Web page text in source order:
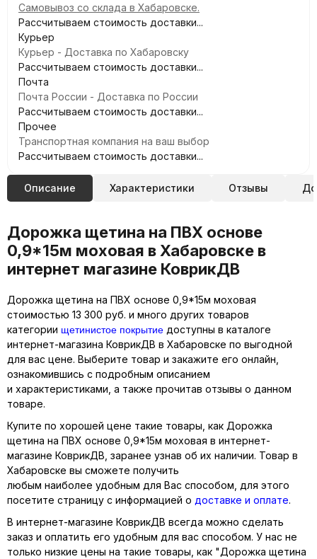
Самовывоз со склада в Хабаровске.
Рассчитываем стоимость доставки...
Курьер
Курьер - Доставка по Хабаровску
Рассчитываем стоимость доставки...
Почта
Почта России - Доставка по России
Рассчитываем стоимость доставки...
Прочее
Транспортная компания на ваш выбор
Рассчитываем стоимость доставки...
Описание Характеристики Отзывы
Дорожка щетина на ПВХ основе
0,9*15м моховая в Хабаровске в
интернет магазине КоврикДВ
Дорожка щетина на ПВХ основе 0,9*15м моховая
стоимостью 13 300 руб. и много других товаров
категории щетинистое покрытие доступны в каталоге
интернет-магазина КоврикДВ в Хабаровске по выгодной
для вас цене. Выберите товар и закажите его онлайн,
ознакомившись с подробным описанием
и характеристиками, а также прочитав отзывы о данном
товаре.
Купите по хорошей цене такие товары, как Дорожка
щетина на ПВХ основе 0,9*15м моховая в интернет-
магазине КоврикДВ, заранее узнав об их наличии. Товар в
Хабаровске вы сможете получить
любым наиболее удобным для Вас способом, для этого
посетите страницу с информацией о доставке и оплате.
В интернет-магазине КоврикДВ всегда можно сделать
заказ и оплатить его удобным для вас способом. У нас не
только низкие цены на такие товары, как "Дорожка щетина